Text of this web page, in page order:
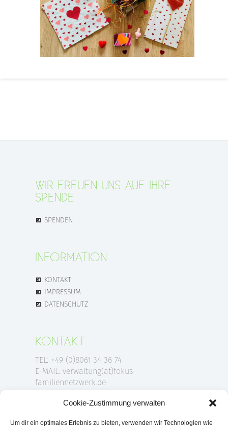
Cookie-Zustimmung verwalten
Um dir ein optimales Erlebnis zu bieten, verwenden wir Technologien wie
WIR FREUEN UNS AUF IHRE
SPENDE
SPENDEN
INFORMATION
KONTAKT
IMPRESSUM
DATENSCHUTZ
KONTAKT
TEL: +49 (0)8061 34 36 74
E-MAIL: verwaltung(at)fokus-
familiennetzwerk.de
ANSCHRIFT